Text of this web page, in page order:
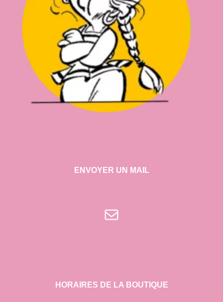
ENVOYER UN MAIL
E-mail
HORAIRES DE LA BOUTIQUE